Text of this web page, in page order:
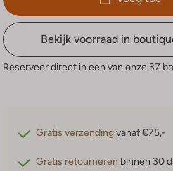
Bekijk voorraad in
Reserveer direct in een van onze 37
Gratis verzendingvanaf €75,-
Gratis retourneren binnen 30